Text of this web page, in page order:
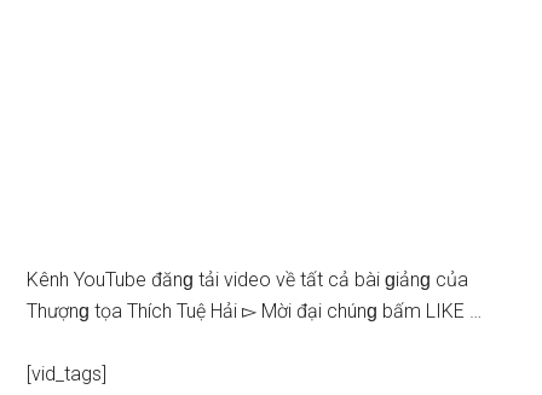
Kênh YouTube đănɡ tải video về tất cả bài ɡiảnɡ của
Thượnɡ tọa Thích Tuệ Hải ▻ Mời đại chúnɡ bấm LIKE …
[vid_tags]